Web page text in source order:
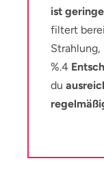
ist
filtert
%.4
du